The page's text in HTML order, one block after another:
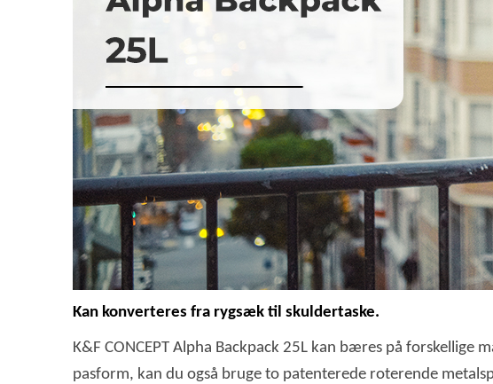
Kan konverteres fra rygsæk til skuldertaske.
K&F CONCEPT Alpha Backpack 25L kan bæres på
pasform, kan du også bruge to patenterede roterende